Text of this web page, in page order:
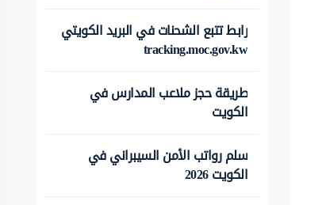
رابط تتبع الشحنات في البريد الكويتي
tracking.moc.gov.kw
طريقة حجز ملاعب المدارس في
الكويت
سلم رواتب الأمن السيبراني في
الكويت 2026